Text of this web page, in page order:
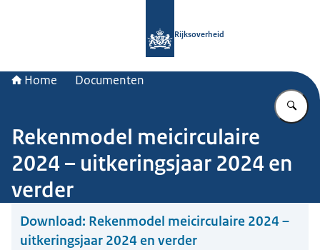
Rijksoverheid
Home Documenten
Rekenmodel meicirculaire
2024 – uitkeringsjaar 2024 en
verder
Download: Rekenmodel meicirculaire 2024 –
uitkeringsjaar 2024 en verder